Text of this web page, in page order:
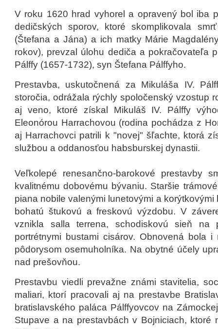
V roku 1620 hrad vyhorel a opravený bol iba
dedičských sporov, ktoré skomplikovala
(Štefana a Jána) a ich matky Márie
rokov), prevzal úlohu dediča a pokračovateľa
Pálffy (1657-1732), syn Štefana Pálffyho.
Prestavba, uskutočnená za Mikuláša IV.
storočia, odrážala rýchly spoločenský vzostup
aj veno, ktoré získal Mikuláš IV. Pálffy
Eleonórou Harrachovou (rodina pochádza z
aj Harrachovci patrili k "novej" šľachte, ktorá
službou a oddanosťou habsburskej dynastii.
Veľkolepé renesančno-barokové prestavby
kvalitnému dobovému bývaniu. Staršie
piana nobile valenými lunetovými a
bohatú štukovú a freskovú výzdobu. V
vznikla salla terrena, schodiskovú sieň na
portrétnymi bustami cisárov. Obnovená bola
pôdorysom osemuholníka. Na obytné účely
nad prešovňou.
Prestavbu viedli prevažne známi stavitelia,
maliari, ktorí pracovali aj na prestavbe
bratislavského paláca Pálffyovcov na
Stupave a na prestavbách v Bojniciach, ktoré